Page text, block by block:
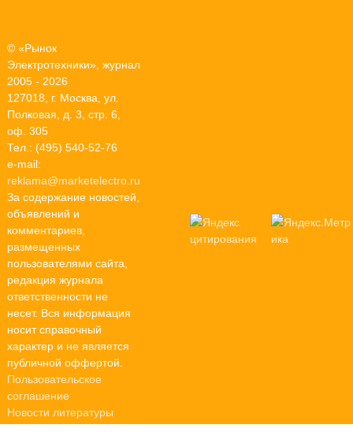
© «Рынок
Электротехники», журнал
2005 - 2026
127018, г. Москва, ул.
Полковая, д. 3, стр. 6,
оф. 305
Тел.: (495) 540-52-76
e-mail:
reklama@marketelectro.ru
За содержание новостей,
объявлений и
комментариев,
размещенных
пользователями сайта,
редакция журнала
ответственности не
несет. Вся информация
носит справочный
характер и не является
публичной оффертой.
Пользовательское
соглашение
Новости литературы